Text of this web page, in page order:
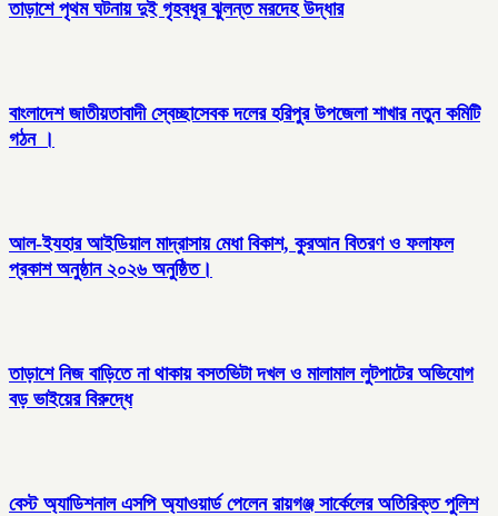
তাড়াশে পৃথম ঘটনায় দুই গৃহবধূর ঝুলন্ত মরদেহ উদ্ধার
বাংলাদেশ জাতীয়তাবাদী স্বেচ্ছাসেবক দলের হরিপুর উপজেলা শাখার নতুন কমিটি
গঠন ।
আল-ইযহার আইডিয়াল মাদ্রাসায় মেধা বিকাশ, কুরআন বিতরণ ও ফলাফল
প্রকাশ অনুষ্ঠান ২০২৬ অনুষ্ঠিত।
তাড়াশে নিজ বাড়িতে না থাকায় বসতভিটা দখল ও মালামাল লুটপাটের অভিযোগ
বড় ভাইয়ের বিরুদ্ধে
বেস্ট অ্যাডিশনাল এসপি অ্যাওয়ার্ড পেলেন রায়গঞ্জ সার্কেলের অতিরিক্ত পুলিশ